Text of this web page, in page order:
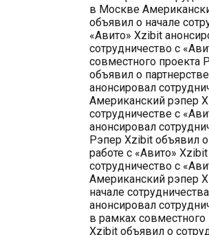
в Москве
объявил о начале
«Авито» Xzibit
сотрудничество с
совместного проекта
объявил о
анонсировал
Американский рэпер
сотрудничестве с
анонсировал
Рэпер Xzibit объявил
работе с «Авито»
сотрудничество с
Американский рэпер
начале
анонсировал
в рамках
Xzibit объявил о